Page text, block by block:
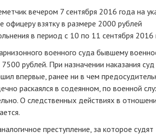
вечером 7 сентября 2016 года на
офицеру взятку в размере 2000 рублей
в период с 10 по 11 сентября 2016
военного суда бывшему
рублей. При назначении наказания суд
впервые, ранее ни в чем
раскаялся в содеянном, по военной
О следственных действиях в
преступление, за которое судят